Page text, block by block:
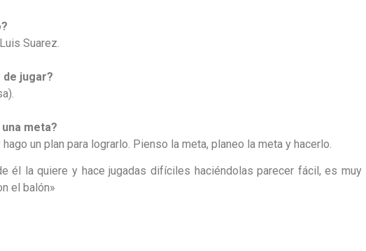
Suarez.
jugar?
meta?
un plan para lograrlo. Pienso la meta, planeo la meta y hacerlo.
él la quiere y hace jugadas difíciles haciéndolas parecer fácil, es muy
el balón»